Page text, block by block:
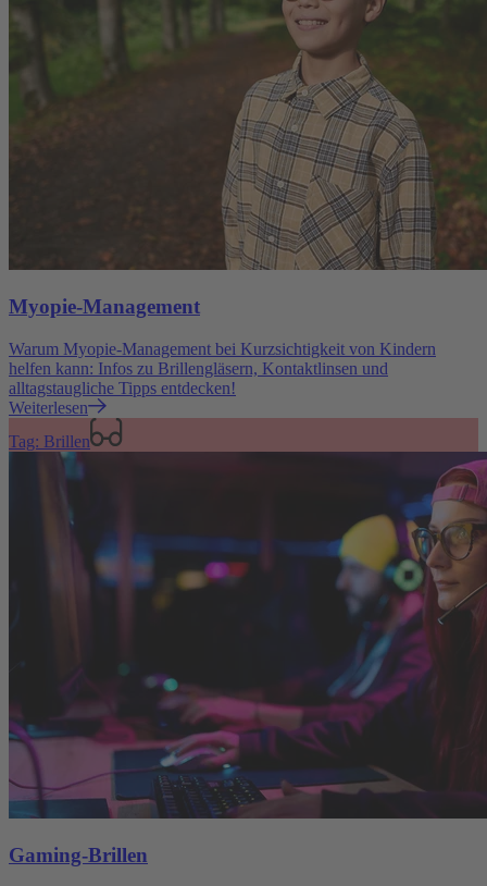
Myopie-Management
Warum Myopie-Management bei Kurzsichtigkeit von Kindern
helfen kann: Infos zu Brillengläsern, Kontaktlinsen und
alltagstaugliche Tipps entdecken!
Weiterlesen
Tag: Brillen
Gaming-Brillen